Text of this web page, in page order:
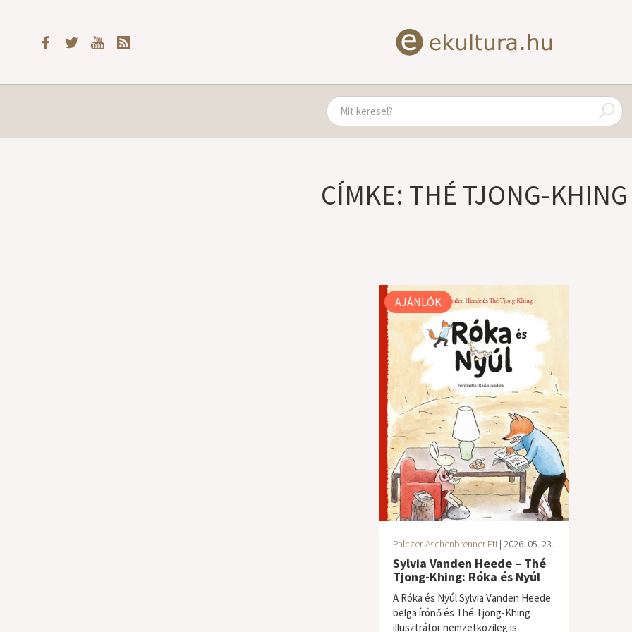
CÍMKE: THÉ TJONG-KHING
AJÁNLÓK
Palczer-Aschenbrenner Eti | 2026. 05. 23.
Sylvia Vanden Heede – Thé
Tjong-Khing: Róka és Nyúl
A Róka és Nyúl Sylvia Vanden Heede
belga írónő és Thé Tjong-Khing
illusztrátor nemzetközileg is